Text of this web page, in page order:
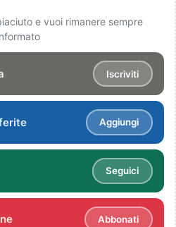
e vuoi rimanere sempre
Iscriviti
Aggiungi
Seguici
Abbonati